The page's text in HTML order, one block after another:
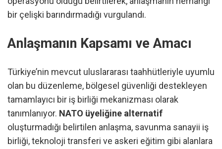
bir çelişki barındırmadığı vurgulandı.
Anlaşmanın Kapsamı ve Amacı
Türkiye’nin mevcut uluslararası taahhütleriyle uyumlu
olan bu düzenleme, bölgesel güvenliği destekleyen
tamamlayıcı bir iş birliği mekanizması olarak
tanımlanıyor. NATO üyeliğine alternatif
oluşturmadığı belirtilen anlaşma, savunma sanayii iş
birliği, teknoloji transferi ve askeri eğitim gibi alanlara